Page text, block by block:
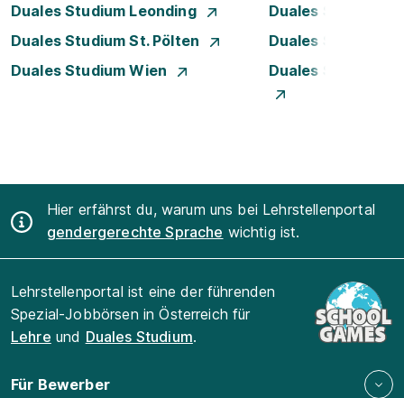
Duales Studium Leonding
Duales Studium
Duales Studium St. Pölten
Duales Studium
Duales Studium Wien
Duales Studium
Hier erfährst du, warum uns bei Lehrstellenportal
gendergerechte Sprache wichtig ist.
Lehrstellenportal ist eine der führenden
Spezial-Jobbörsen in Österreich für
Lehre und Duales Studium.
Für Bewerber